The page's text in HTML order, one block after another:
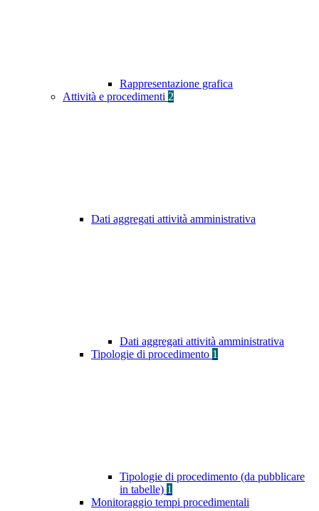
Rappresentazione grafica
Attività e procedimenti 2
Dati aggregati attività amministrativa
Dati aggregati attività amministrativa
Tipologie di procedimento 1
Tipologie di procedimento (da pubblicare
in tabelle) 1
Monitoraggio tempi procedimentali